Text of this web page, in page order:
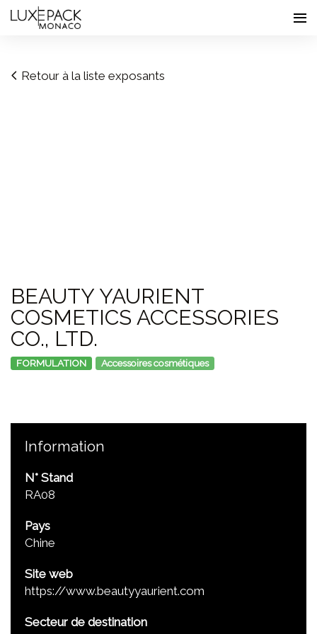
Consent choices
Retour à la liste exposants
BEAUTY YAURIENT
COSMETICS ACCESSORIES
CO., LTD.
FORMULATION Accessoires cosmétiques
Information
N° Stand
RA08
Pays
Chine
Site web
https://www.beautyyaurient.com
Secteur de destination